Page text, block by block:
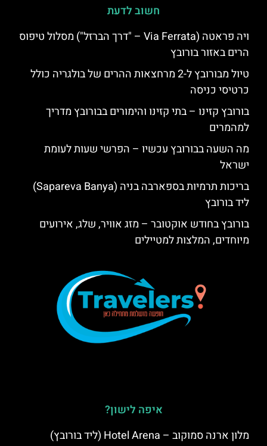
חשוב לדעת
ויה פראטה (Via Ferrata – "דרך הברזל") מסלול טיפוס
הרים באזור בורובץ
טיול מבורובץ ל-2 מרחצאות ההרים של בולגריה כולל
כרטיסי כניסה
בורובץ קזינו – בתי קזינו והימורים בבורובץ מדריך
למהמרים
מה השעה בבורובץ עכשיו – הפרשי שעות לעומת
ישראל
בריכות תרמיות בספארבה בניה (Sapareva Banya)
ליד בורובץ
בורובץ בחודש אוקטובר – מזג אוויר, שלג, אירועים
מיוחדים, המלצות למטיילים
איפה לישון?
מלון ארנה סמוקוב – Hotel Arena (ליד בורובץ)